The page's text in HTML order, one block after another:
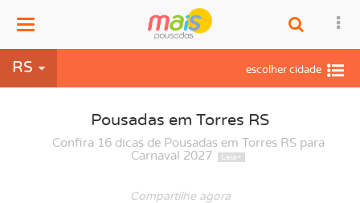
Menu
RS
Pousadas em Torres RS
Confira 16 dicas de Pousadas em Torres RS para
Carnaval 2027
Compartilhe agora